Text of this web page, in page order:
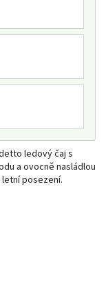
ledový čaj s
a ovocně nasládlou
posezení.